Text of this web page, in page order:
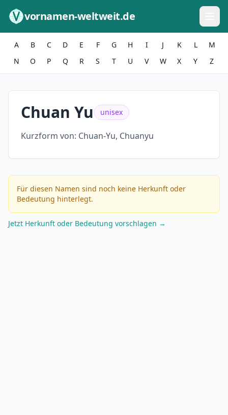
vornamen-weltweit.de
A B C D E F G H I J K L
M
N
O P Q R S T U V W X Y Z
Chuan Yu unisex
Kurzform von: Chuan-Yu, Chuanyu
Für diesen Namen sind noch keine Herkunft oder
Bedeutung hinterlegt.
Jetzt Herkunft oder Bedeutung vorschlagen →